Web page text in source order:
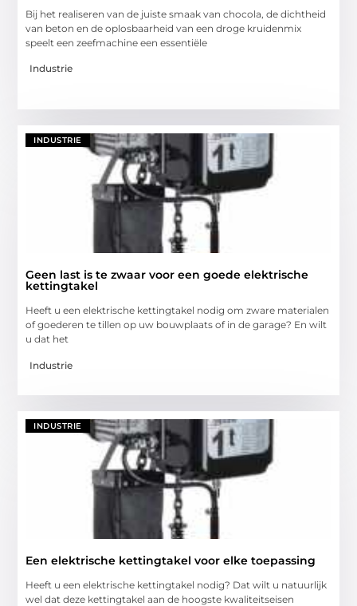
Bij het realiseren van de juiste smaak van chocola, de dichtheid
van beton en de oplosbaarheid van een droge kruidenmix
speelt een zeefmachine een essentiële
Industrie
INDUSTRIE
Geen last is te zwaar voor een goede elektrische
kettingtakel
Heeft u een elektrische kettingtakel nodig om zware materialen
of goederen te tillen op uw bouwplaats of in de garage? En wilt
u dat het
Industrie
INDUSTRIE
Een elektrische kettingtakel voor elke toepassing
Heeft u een elektrische kettingtakel nodig? Dat wilt u natuurlijk
wel dat deze kettingtakel aan de hoogste kwaliteitseisen